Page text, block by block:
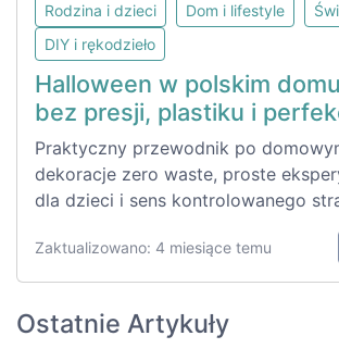
Rodzina i dzieci Dom i lifestyle
DIY i rękodzieło
Halloween w polskim
bez presji, plastiku i
Praktyczny przewodnik po
dekoracje zero waste, proste
dla dzieci i sens kontrolowanego
Zaktualizowano: 4 miesiące temu
Ostatnie Artykuły